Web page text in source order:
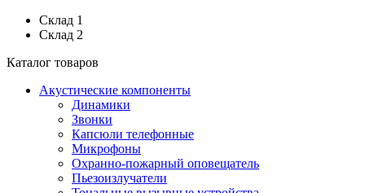
Склад 1
Склад 2
Каталог товаров
Акустические компоненты
Динамики
Звонки
Капсюли телефонные
Микрофоны
Охранно-пожарный оповещатель
Пьезоизлучатели